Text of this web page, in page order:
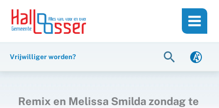
inhoud
naar
Vrijwilliger worden? Zoeken
Remix en Melissa Smilda zondag te